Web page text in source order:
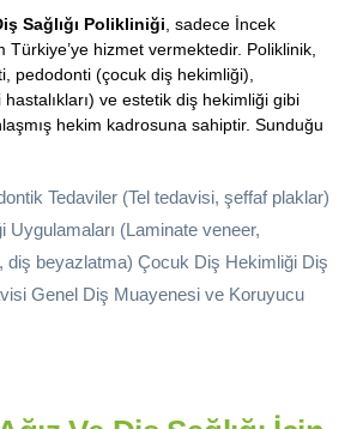
Sağlığı Polikliniği , sadece İncek
Türkiye’ye hizmet vermektedir. Poliklinik,
pedodonti (çocuk diş hekimliği),
ve estetik diş hekimliği gibi
hekim kadrosuna sahiptir. Sunduğu
Tedaviler (Tel tedavisi, şeffaf plaklar)
Uygulamaları (Laminate veneer,
diş beyazlatma) Çocuk Diş Hekimliği Diş
Genel Diş Muayenesi ve Koruyucu